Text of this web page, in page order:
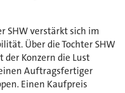
SHW verstärkt sich im
Über die Tochter SHW
Konzern die Lust
Auftragsfertiger
Einen Kaufpreis